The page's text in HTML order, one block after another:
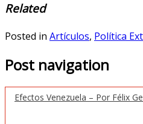
Related
Posted in Artículos, Política
Post navigation
Efectos Venezuela – Por Félix